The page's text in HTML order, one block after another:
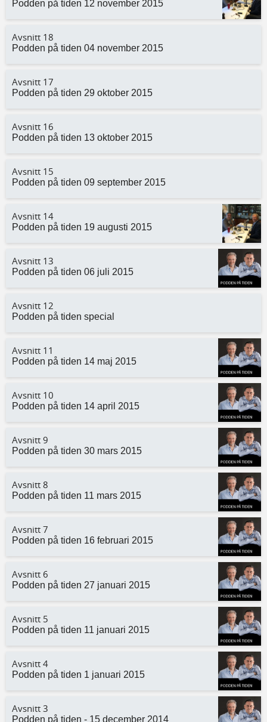
Podden på tiden 12 november 2015
Avsnitt 18
Podden på tiden 04 november 2015
Avsnitt 17
Podden på tiden 29 oktober 2015
Avsnitt 16
Podden på tiden 13 oktober 2015
Avsnitt 15
Podden på tiden 09 september 2015
Avsnitt 14
Podden på tiden 19 augusti 2015
Avsnitt 13
Podden på tiden 06 juli 2015
Avsnitt 12
Podden på tiden special
Avsnitt 11
Podden på tiden 14 maj 2015
Avsnitt 10
Podden på tiden 14 april 2015
Avsnitt 9
Podden på tiden 30 mars 2015
Avsnitt 8
Podden på tiden 11 mars 2015
Avsnitt 7
Podden på tiden 16 februari 2015
Avsnitt 6
Podden på tiden 27 januari 2015
Avsnitt 5
Podden på tiden 11 januari 2015
Avsnitt 4
Podden på tiden 1 januari 2015
Avsnitt 3
Podden på tiden - 15 december 2014